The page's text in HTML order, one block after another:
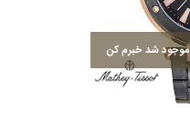
موجود شد خبرم کن